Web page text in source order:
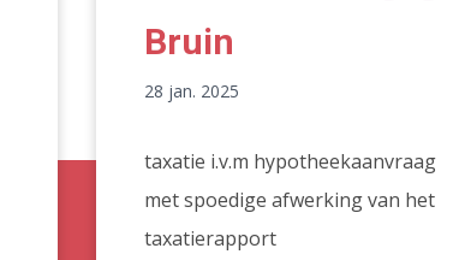
Bruin
28 jan. 2025
taxatie i.v.m hypotheekaanvraag
met spoedige afwerking van het
taxatierapport